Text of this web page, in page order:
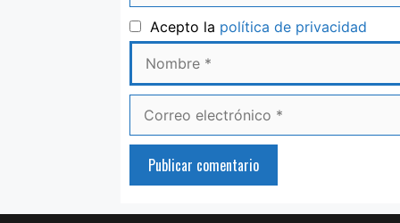
Acepto la política de privacidad
electrónico